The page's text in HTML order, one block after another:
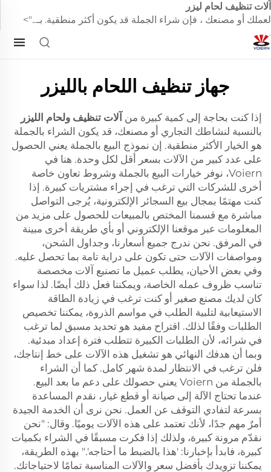
آلات تنظيف لحام ليزر
لعملك أو مصنعك ، فإن شراء الجملة قد يكون أكثر منطقية. بـ...">
جهاز تنظيف اللحام بالليزر
إذا كنت بحاجة إلى كمية كبيرة من آلات تنظيف ولحام الليزر
بالنسبة لنشاطك التجاري أو مصنعك، قد يكون الشراء بالجملة
هو الخيار الأكثر منطقية. إن نموذج البيع بالجملة يعني الحصول
على عدد كبير من الآلات بسعر أقل لكل وحدة. هنا في
Voiern، نوفر خيارات البيع بالجملة وشروط تعاون خاصة
أخرى للشركات التي ترغب في إجراء مشتريات كبيرة. إذا
كنت مهتمًا بمجال بيع السجائر الإلكترونية، يُرجى التواصل
مباشرة مع قسمنا المختص بالمبيعات للحصول على مزيد من
المعلومات عبر موقعنا الإلكتروني أو بأي طريقة أخرى مبينة
في المرفق. نحن ندرج جميع أسعارنا، وجداول الشحن،
ومواصفات الآلات حتى تكون على دراية تامة بما تحصل عليه.
وفي بعض الأحيان، يطلب عميل ما تصنيع آلات مخصصة
تناسب ظروف عمله الخاصة، ويمكننا فعل ذلك أيضًا. لذا سواء
كان لديك مصنع صغير أو كنت ترغب في زيادة الطاقة
الاستيعابية لتلبية الطلب في مواسم الذروة، يمكننا تخصيص
الطلبات وفقًا لذلك. اقتراح مفيد هو تحديد مسبق لما ترغب
في شرائه، لأن الطلبات الكبيرة تتطلب فترة إعداد مبدئية.
وبما أن هدفك النهائي هو تشغيل هذه الآلات على خط إنتاجك،
فلن ترغب في الانتظار لمدة شهر كامل. كما أن الشراء
بالجملة من Voiern يعني حصولك على دعم ما بعد البيع.
عندما تحتاج الآلة إلى صيانة أو قطع غيار، نقدم المساعدة
بسرعة لتفادي التوقف عن العمل. نحن نرى أن الخدمة الجيدة
أمرٌ مهم جدًا، لأنك تعتمد على هذه الآلات يوميًا. وقال: "نحن
نقدّم مرونة كبيرة، ولذلك إذا فكرت مسبقًا في الشراء بكميات
كبيرة، فابدأ بإخبارنا: 'هذا بالضبط ما أحتاجه'." بهذه الطريقة،
يمكننا تزويدك بأفضل سعر والآلات المناسبة تمامًا لاحتياجاتك.